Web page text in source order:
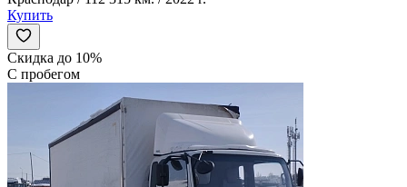
Купить
Скидка до 10%
С пробегом